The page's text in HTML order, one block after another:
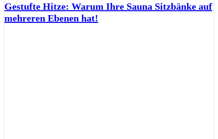
Gestufte Hitze: Warum Ihre Sauna Sitzbänke auf
mehreren Ebenen hat!